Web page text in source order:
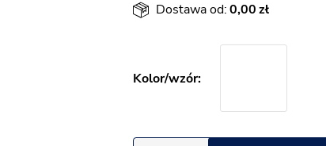
Dostawa od:0,00